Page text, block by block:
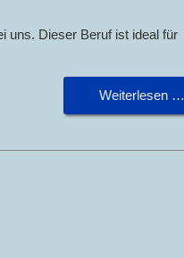
uns. Dieser Beruf ist ideal für
Weiterlesen …